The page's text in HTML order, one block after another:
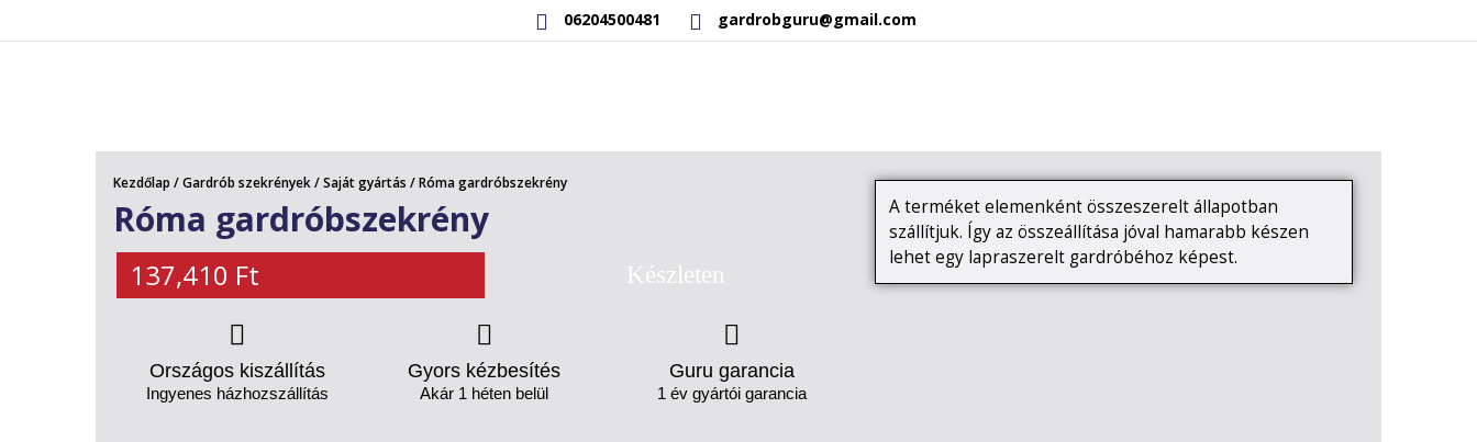
06204500481 gardrobguru@gmail.com
Kezdőlap /Gardrób szekrények/Saját gyártás / Róma gardróbszekrény
Róma gardróbszekrény
137,410 Ft Készleten
Országos kiszállítás
Ingyenes házhozszállítás
Gyors kézbesítés
Akár 1 héten belül
Guru garancia
1 év gyártói garancia
A terméket elemenként összeszerelt állapotban
szállítjuk. Így az összeállítása jóval hamarabb készen
lehet egy lapraszerelt gardróbéhoz képest.